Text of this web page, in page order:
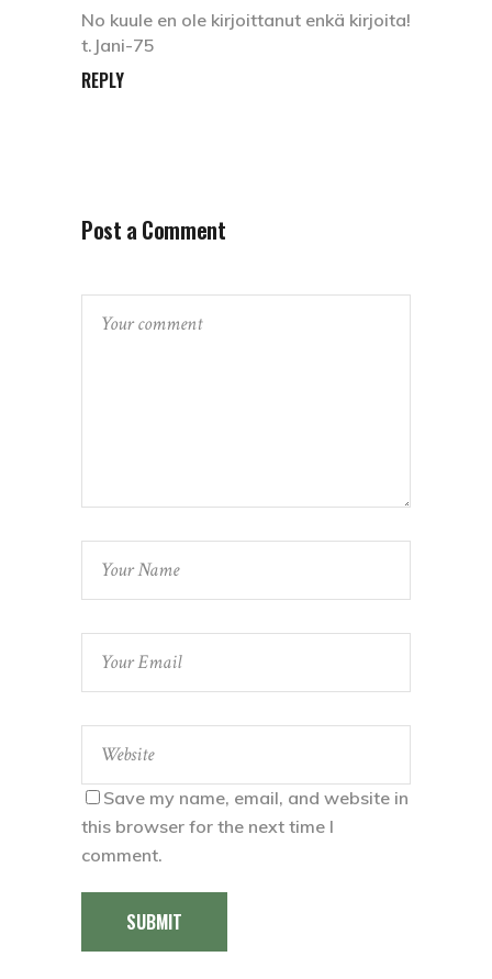
No kuule en ole kirjoittanut enkä kirjoita!
t.Jani-75
REPLY
Post a Comment
Save my name, email, and website in
this browser for the next time I
comment.
SUBMIT